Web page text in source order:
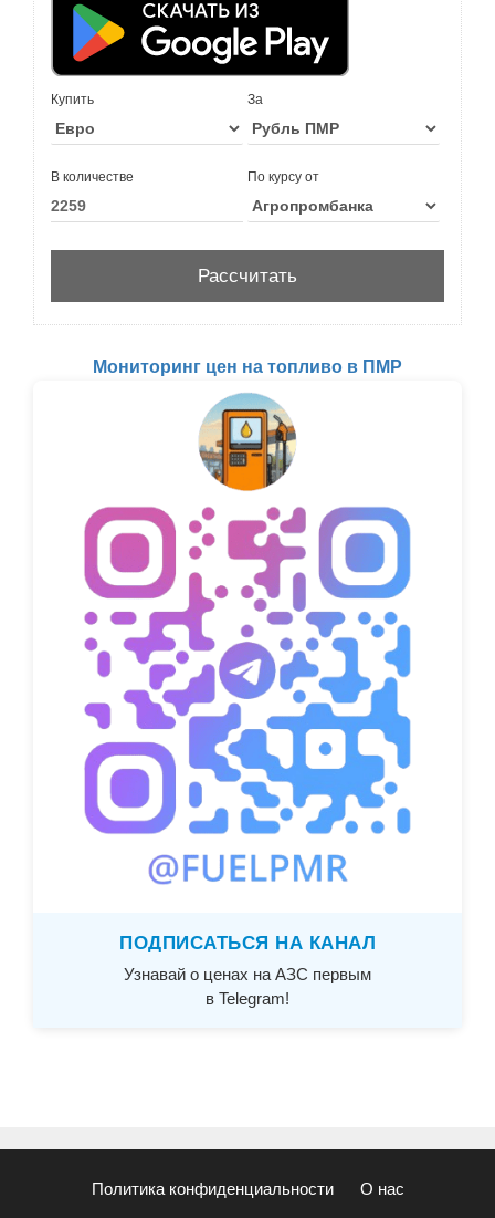
Купить За
В количестве По курсу от
Мониторинг цен на топливо в ПМР
ПОДПИСАТЬСЯ НА КАНАЛ
Узнавай о ценах на АЗС первым
в Telegram!
Политика конфиденциальности О нас